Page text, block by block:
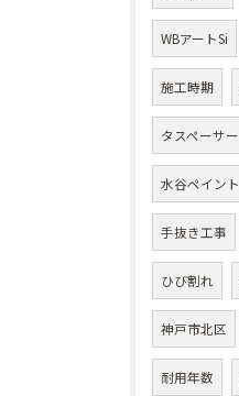
WBアートSi
施工時期
タスペーサー
水谷ペイント
手抜き工事
ひび割れ
神戸市北区
耐用年数